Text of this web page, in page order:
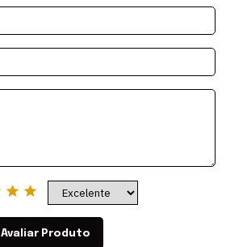
Avaliar Produto